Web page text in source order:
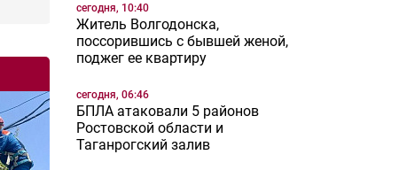
сегодня, 10:40
Житель Волгодонска,
поссорившись с бывшей женой,
поджег ее квартиру
сегодня, 06:46
БПЛА атаковали 5 районов
Ростовской области и
Таганрогский залив